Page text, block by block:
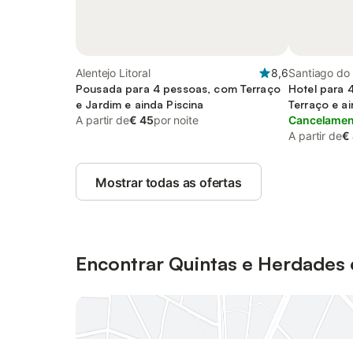
Alentejo Litoral
8,6
Pousada para 4 pessoas, com Terraço
e Jardim e ainda Piscina
A partir de€ 45por noite
Santiago do
São
Litoral
Hotel para
Terraço e
A partir de€
Mostrar todas as ofertas
Encontrar Quintas e